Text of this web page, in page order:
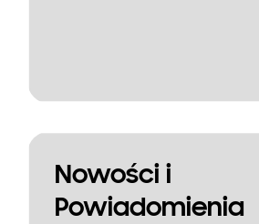
Nowości i
Powiadomienia